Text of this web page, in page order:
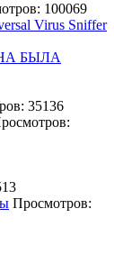
100069
Virus Sniffer
БЫЛА
35136
Просмотров: